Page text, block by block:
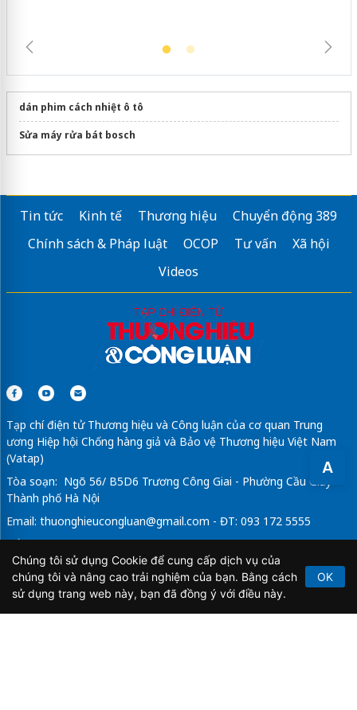
A
dán phim cách nhiệt ô tô
Sửa máy rửa bát bosch
Tin tức Kinh tế Thương hiệu
Chuyển động 389
Chính sách & Pháp luật
OCOP Tư vấn
Xã hội
Videos
Tạp chí điện tử Thương hiệu và Công luận của cơ quan Trung
ương Hiệp hội Chống hàng giả và Bảo vệ Thương hiệu Việt Nam
(Vatap)
Tòa soạn: Ngõ 56/ B5D6 Trương Công Giai - Phường Cầu Giấy -
Thành phố Hà Nội
Email: thuonghieucongluan@gmail.com - ĐT: 093 172 5555
Tổng Biên Tập: Vũ Đức Thuận
Giấy phép hoạt động báo chí điện tử số 64/GP-BTTTT do Bộ
Thông tin và Truyền thông cấp ngày 21/2/2020.
Chúng tôi sử dụng Cookie để cung cấp dịch vụ của
chúng tôi và nâng cao trải nghiệm của bạn. Bằng cách
sử dụng trang web này, bạn đã đồng ý với điều này.
OK